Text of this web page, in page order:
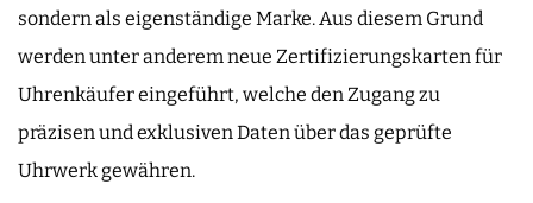
sondern als eigenständige Marke. Aus diesem Grund
werden unter anderem neue Zertifizierungskarten für
Uhrenkäufer eingeführt, welche den Zugang zu
präzisen und exklusiven Daten über das geprüfte
Uhrwerk gewähren.